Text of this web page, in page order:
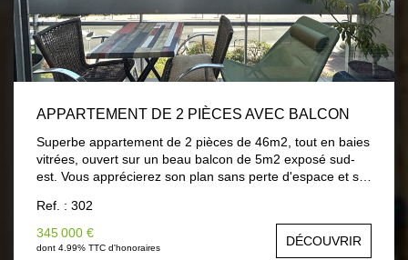
APPARTEMENT DE 2 PIÈCES AVEC BALCON
Superbe appartement de 2 pièces de 46m2, tout en baies
vitrées, ouvert sur un beau balcon de 5m2 exposé sud-
est. Vous apprécierez son plan sans perte d'espace et sa
modenre avec ascenseur et est composé d'une entrée,
d'un grand séjour de plus de 25m2 puis d'une chambre,
une salle de douche, un WC et une cuisine indépendante.
Ref. : 302
345 000 €
dont 4.99% TTC d'honoraires DÉCOUVRIR